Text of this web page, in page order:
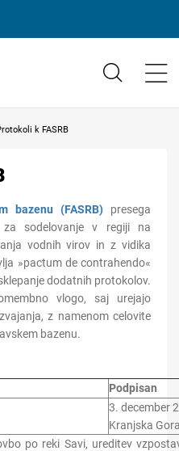
k FASRB
bazenu (FASRB) presega
za sodelovanje v regiji na
vodnih virov in z vidika
»pactum de contrahendo«
dodatnih protokolov.
vlogo, saj urejajo
z namenom celovite
bazenu.
Podpisan
3. december
Kranjska
po reki Savi, ureditev